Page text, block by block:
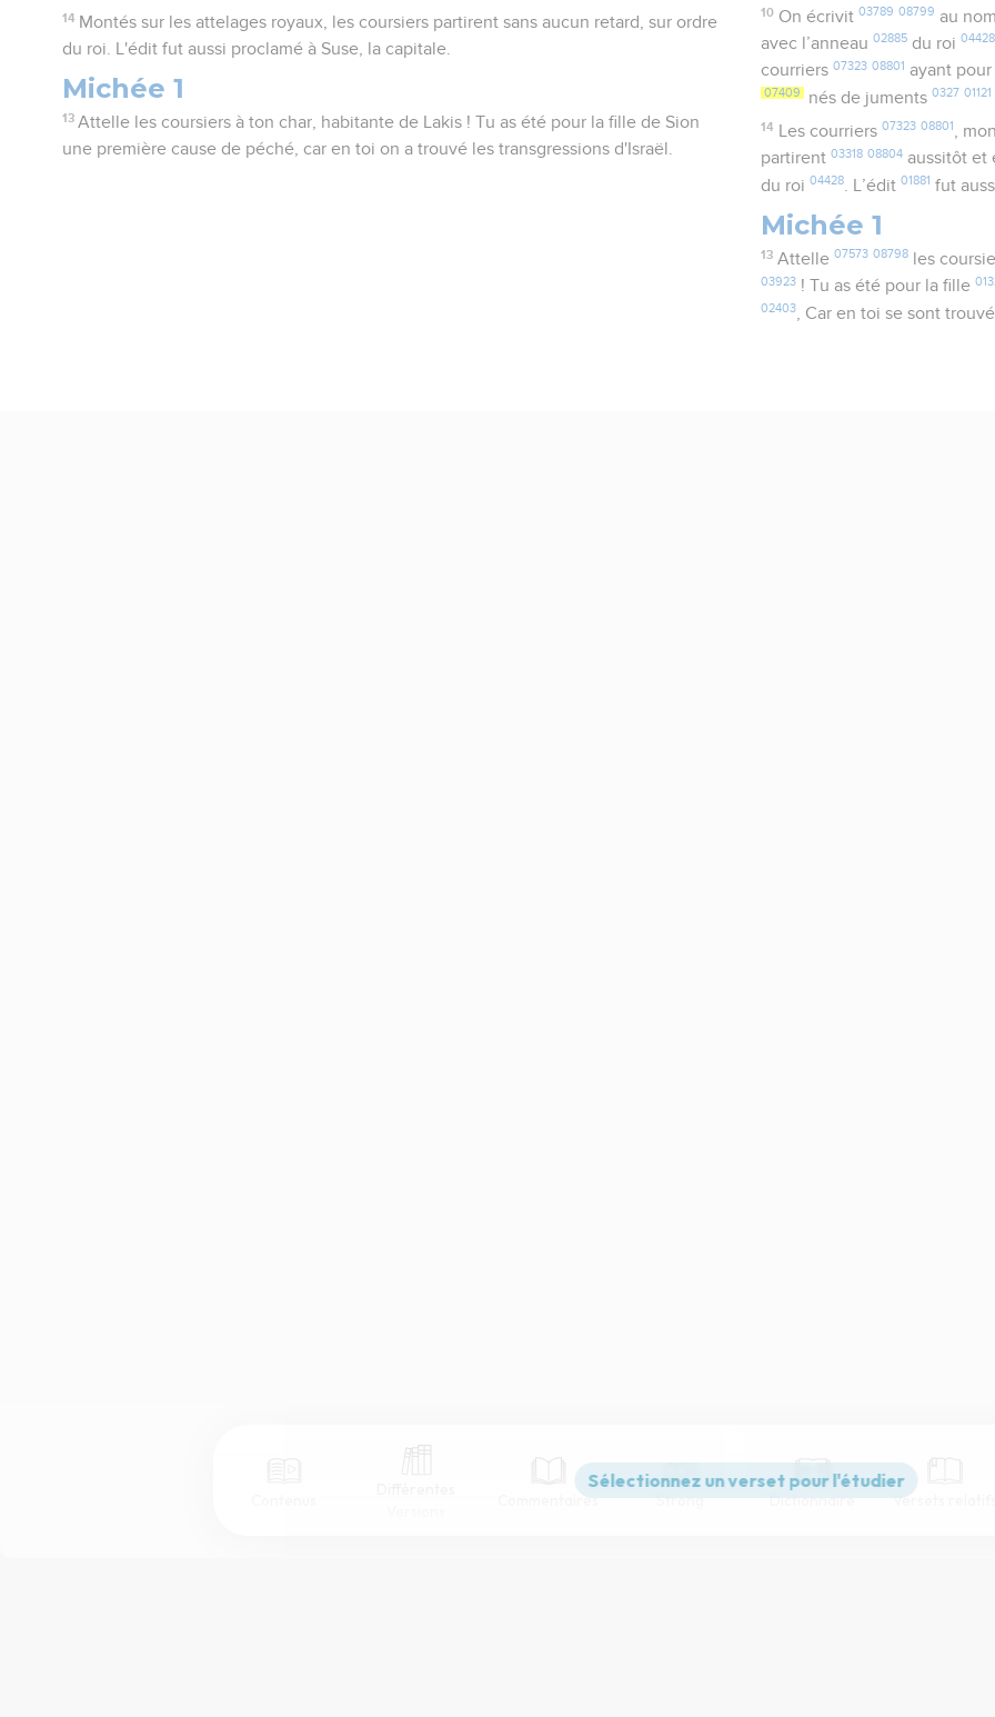
Commentaires Strong Dictionnaire Versets relatifs
14 Montés sur les attelages royaux, les coursiers partirent sans aucun retard, sur ordre
du roi. L'édit fut aussi proclamé à Suse, la capitale.
Michée 1
13 Attelle les coursiers à ton char, habitante de Lakis ! Tu as été pour la fille de Sion
une première cause de péché, car en toi on a trouvé les transgressions d'Israël.
10 On écrivit 03789 08799 au nom
avec l’anneau02885 du roi04428
courriers07323 08801 ayant
07409 nés de juments0327 01121
14 Les courriers 07323 08801 ,
partirent03318 08804 aussitôt
du roi04428 . L’édit01881 fut
Michée 1
13 Attelle 07573 08798les
03923 ! Tu as été pour la fille
02403 , Car en toi se sont